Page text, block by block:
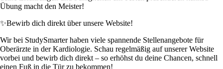
Übung macht den Meister!
✨Bewirb dich direkt über unsere Website!
Wir bei StudySmarter haben viele spannende Stellenangebote für
Oberärzte in der Kardiologie. Schau regelmäßig auf unserer Website
vorbei und bewirb dich direkt – so erhöhst du deine Chancen, schnell
einen Fuß in die Tür zu bekommen!